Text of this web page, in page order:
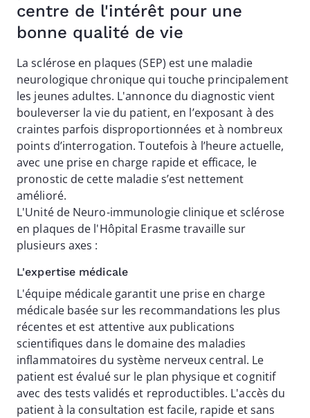
centre de l'intérêt pour une
bonne qualité de vie
La sclérose en plaques (SEP) est une maladie
neurologique chronique qui touche principalement
les jeunes adultes. L'annonce du diagnostic vient
bouleverser la vie du patient, en l’exposant à des
craintes parfois disproportionnées et à nombreux
points d’interrogation. Toutefois à l’heure actuelle,
avec une prise en charge rapide et efficace, le
pronostic de cette maladie s’est nettement
amélioré.
L'Unité de Neuro-immunologie clinique et sclérose
en plaques de l'Hôpital Erasme travaille sur
plusieurs axes :
L'expertise médicale
L'équipe médicale garantit une prise en charge
médicale basée sur les recommandations les plus
récentes et est attentive aux publications
scientifiques dans le domaine des maladies
inflammatoires du système nerveux central. Le
patient est évalué sur le plan physique et cognitif
avec des tests validés et reproductibles. L'accès du
patient à la consultation est facile, rapide et sans